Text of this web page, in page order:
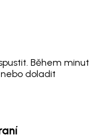
Během minut
doladit